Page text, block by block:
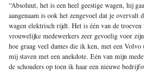
“Absoluut, het is een heel geestige wagen, hij
aangenaam is ook het zengevoel dat je overvalt
wagen elektrisch rijdt. Het is één van de
vrouwelijke medewerkers zeer gevoelig voor
hoe graag veel dames die ik ken, met een
mij staven met een anekdote. Eén van mijn
de schouders op toen ik haar een nieuwe